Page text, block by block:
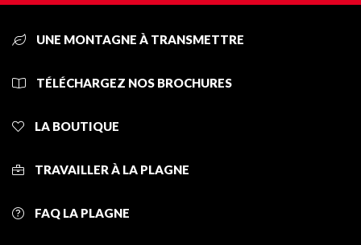
UNE MONTAGNE À TRANSMETTRE
TÉLÉCHARGEZ NOS BROCHURES
LA BOUTIQUE
TRAVAILLER À LA PLAGNE
FAQ LA PLAGNE